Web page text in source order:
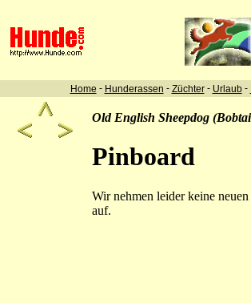
Home - Hunderassen - Züchter- Urlaub-
Old English Sheepdog
Pinboard
Wir nehmen leider keine
auf.